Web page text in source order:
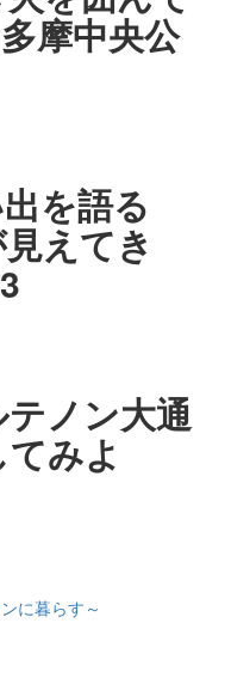
摩中央公
を語る
えてき
ノン大通
みよ